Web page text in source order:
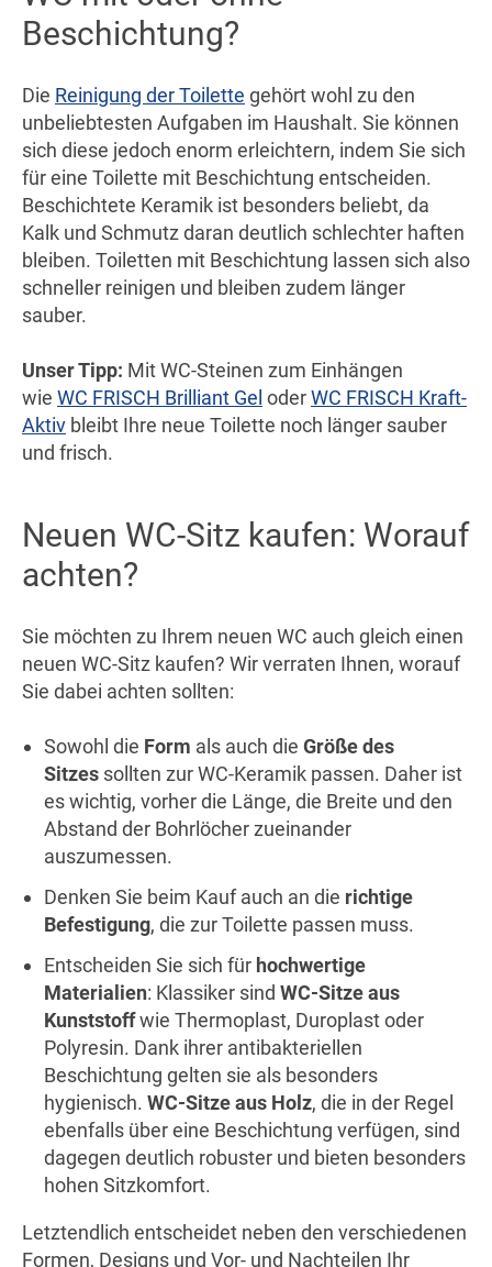
Beschichtung?
Die Reinigung der Toilette gehört wohl zu den
unbeliebtesten Aufgaben im Haushalt. Sie können
sich diese jedoch enorm erleichtern, indem Sie sich
für eine Toilette mit Beschichtung entscheiden.
Beschichtete Keramik ist besonders beliebt, da
Kalk und Schmutz daran deutlich schlechter haften
bleiben. Toiletten mit Beschichtung lassen sich also
schneller reinigen und bleiben zudem länger
sauber.
Unser Tipp: Mit WC-Steinen zum Einhängen
wie WC FRISCH Brilliant Gel oderWC FRISCH Kraft-
Aktiv bleibt Ihre neue Toilette noch länger sauber
und frisch.
Neuen WC-Sitz kaufen: Worauf
achten?
Sie möchten zu Ihrem neuen WC auch gleich einen
neuen WC-Sitz kaufen? Wir verraten Ihnen, worauf
Sie dabei achten sollten:
Sowohl die Form als auch die Größe des
Sitzes sollten zur WC-Keramik passen. Daher ist
es wichtig, vorher die Länge, die Breite und den
Abstand der Bohrlöcher zueinander
auszumessen.
Denken Sie beim Kauf auch an die richtige
Befestigung, die zur Toilette passen muss.
Entscheiden Sie sich für hochwertige
Materialien: Klassiker sind WC-Sitze aus
Kunststoffwie Thermoplast, Duroplast oder
Polyresin. Dank ihrer antibakteriellen
Beschichtung gelten sie als besonders
hygienisch. WC-Sitze aus Holz, die in der Regel
ebenfalls über eine Beschichtung verfügen, sind
dagegen deutlich robuster und bieten besonders
hohen Sitzkomfort.
Letztendlich entscheidet neben den verschiedenen
Formen, Designs und Vor- und Nachteilen Ihr